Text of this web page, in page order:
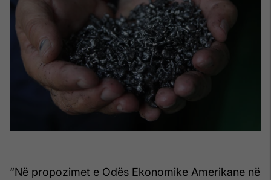
“Në propozimet e Odës Ekonomike Amerikane në